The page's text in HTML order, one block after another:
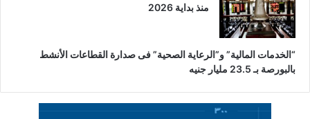
منذ بداية 2026
“الخدمات المالية” و”الرعاية الصحية” فى صدارة القطاعات الأنشط
بالبورصة بـ 23.5 مليار جنيه